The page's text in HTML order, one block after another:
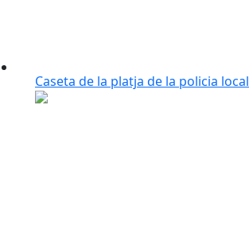
Caseta de la platja de la policia local